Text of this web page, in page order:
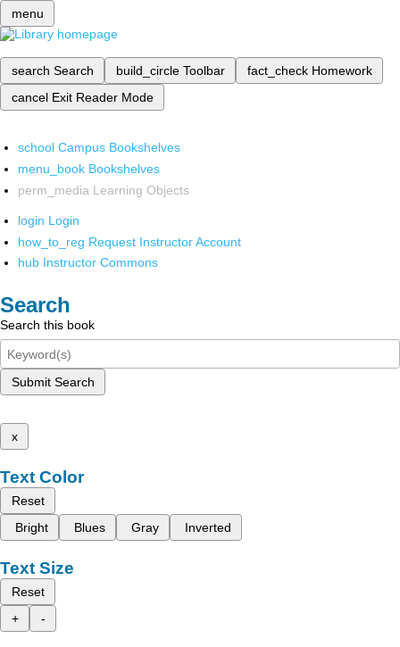
menu
search Search build_circle Toolbar fact_check Homework
cancel Exit Reader Mode
school Campus Bookshelves
menu_book Bookshelves
perm_media Learning Objects
login Login
how_to_reg Request Instructor Account
hub Instructor Commons
Search
Search this book
Submit Search
x
Text Color
Reset
Bright
Blues Gray Inverted
Text Size
Reset
+
-